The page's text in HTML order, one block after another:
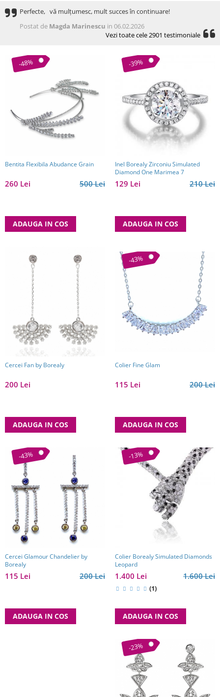
Perfecte, vă mulțumesc, mult succes în continuare!
Postat de Magda Marinescu in 06.02.2026
Vezi toate cele 2901 testimoniale
-48%
Bentita Flexibila Abudance Grain
500 Lei
260 Lei
ADAUGA IN COS
-39%
Inel Borealy Zirconiu Simulated
Diamond One Marimea 7
210 Lei
129 Lei
ADAUGA IN COS
Cercei Fan by Borealy
200 Lei
ADAUGA IN COS
-43%
Colier Fine Glam
200 Lei
115 Lei
ADAUGA IN COS
-43%
Cercei Glamour Chandelier by
Borealy
200 Lei
115 Lei
ADAUGA IN COS
-13%
Colier Borealy Simulated Diamonds
Leopard
1.600 Lei
1.400 Lei
(1)
ADAUGA IN COS
-23%